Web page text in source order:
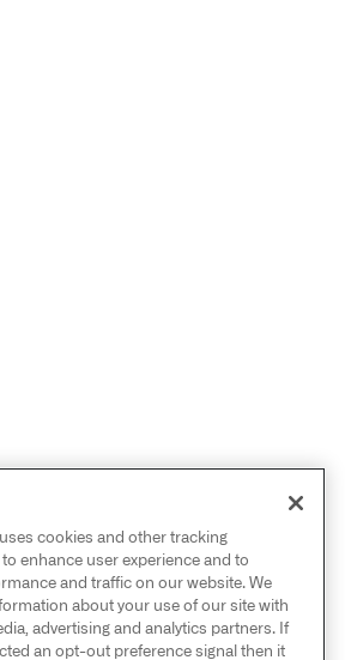
cookies and other tracking
enhance user experience and to
and traffic on our website. We
about your use of our site with
advertising and analytics partners. If
an opt-out preference signal then it